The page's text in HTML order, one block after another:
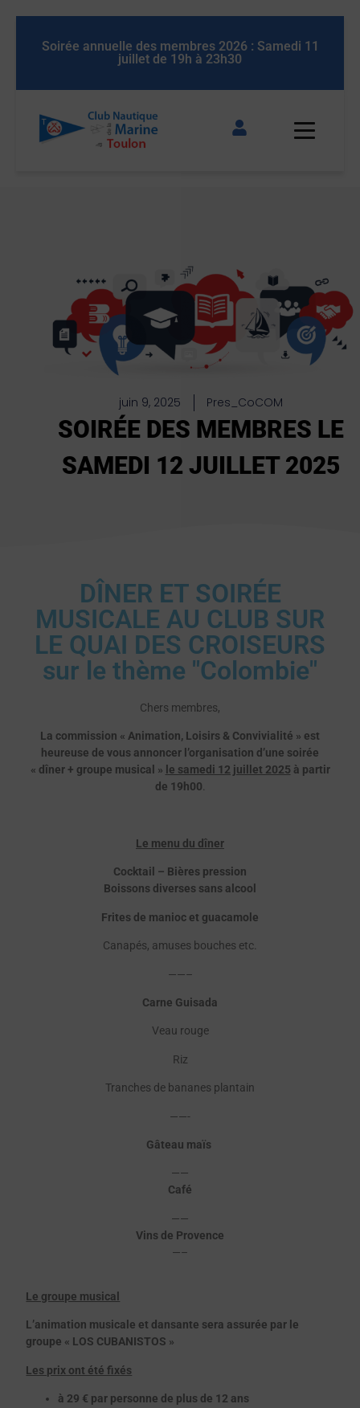
Soirée annuelle des membres 2026 : Samedi 11
juillet de 19h à 23h30
juin 9, 2025 Pres_CoCOM
SOIRÉE DES MEMBRES LE
SAMEDI 12 JUILLET 2025
DÎNER ET SOIRÉE
MUSICALE AU CLUB SUR
LE QUAI DES CROISEURS
sur le thème "Colombie"
Chers membres,
La commission « Animation, Loisirs & Convivialité » est
heureuse de vous annoncer l’organisation d’une soirée
« dîner + groupe musical » le samedi 12 juillet 2025 à partir
de 19h00.
Le menu du dîner
Cocktail – Bières pression
Boissons diverses sans alcool
Frites de manioc et guacamole
Canapés, amuses bouches etc.
——–
Carne Guisada
Veau rouge
Riz
Tranches de bananes plantain
——-
Gâteau maïs
——
Café
——
Vins de Provence
—–
Le groupe musical
L’animation musicale et dansante sera assurée par le
groupe « LOS CUBANISTOS »
Les prix ont été fixés
à 29 € par personne de plus de 12 ans